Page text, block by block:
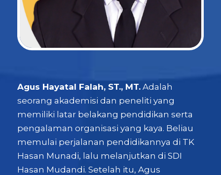
Agus Hayatal Falah, ST., MT. Adalah
seorang akademisi dan peneliti yang
memiliki latar belakang pendidikan serta
pengalaman organisasi yang kaya. Beliau
memulai perjalanan pendidikannya di TK
Hasan Munadi, lalu melanjutkan di SDI
Hasan Mudandi. Setelah itu, Agus